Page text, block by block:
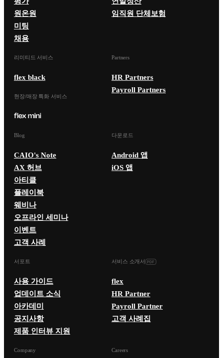
원온원
미팅
채용
임직원 단체보험
리미티드 서비스
flex black
현장/매장 특화 서비스
Partners
HR Partners
Payroll Partners
Blog
CAIO's Note
AX 허브
아티클
플레이북
웨비나
오프라인 세미나
이벤트
고객 사례
다운로드
Android 앱
iOS 앱
서포트
사용 가이드
업데이트 소식
아카데미
공지사항
제품 인터뷰 지원
서비스 소개서
flex
HR Partner
Payroll Partner
고객 사례집
Company Careers